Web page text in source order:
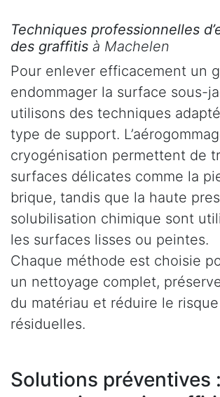
Techniques professionnelles
des graffitis à Machelen
Pour enlever efficacement un
endommager la surface sous-
utilisons des techniques
type de support.
cryogénisation permettent de
surfaces délicates comme la
brique, tandis que la haute
solubilisation chimique sont
les surfaces lisses ou peintes.
Chaque méthode est choisie
un nettoyage complet,
du matériau et réduire le
résiduelles.
Solutions préventives :